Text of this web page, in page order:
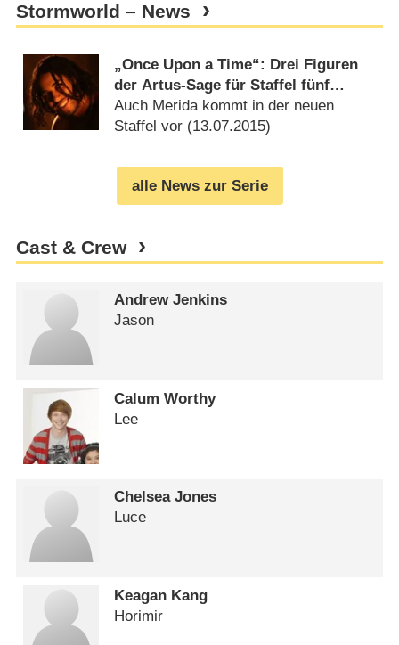
Stormworld – News
„Once Upon a Time“: Drei Figuren
der Artus-Sage für Staffel fünf
besetzt
Auch Merida kommt in der neuen
Staffel vor (13.07.2015)
alle News zur Serie
Cast & Crew
Andrew Jenkins
Jason
Calum Worthy
Lee
Chelsea Jones
Luce
Keagan Kang
Horimir